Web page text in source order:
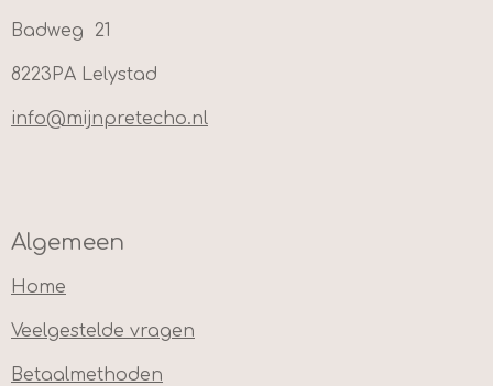
Badweg 21
8223PA Lelystad
info@mijnpretecho.nl
Algemeen
Home
Veelgestelde vragen
Betaalmethoden